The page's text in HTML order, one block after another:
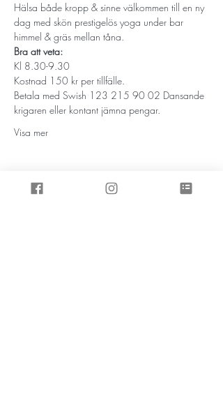
Hälsa både kropp & sinne välkommen till en ny
dag med skön prestigelös yoga under bar
himmel & gräs mellan tåna.
Bra att veta:
Kl 8.30-9.30
Kostnad 150 kr per tillfälle.
Betala med Swish 123 215 90 02 Dansande
krigaren eller kontant jämna pengar.
Visa mer